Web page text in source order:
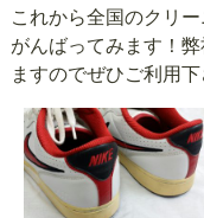
これから全国のクリ
がんばってみます！
ますのでぜひご利用下